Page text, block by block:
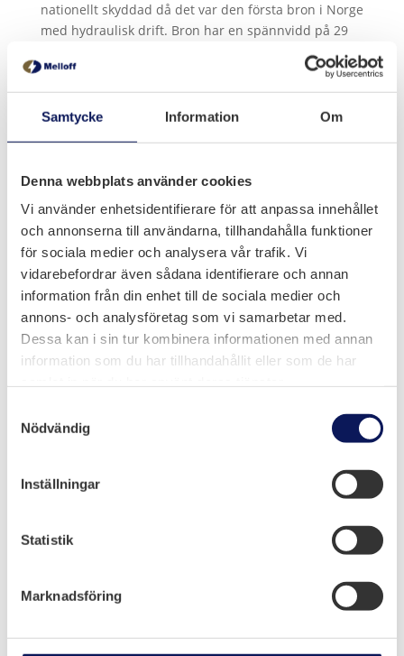
Samtycke Information Om
Denna webbplats använder cookies
Vi använder enhetsidentifierare för att anpassa innehållet
och annonserna till användarna, tillhandahålla funktioner
för sociala medier och analysera vår trafik. Vi
vidarebefordrar även sådana identifierare och annan
information från din enhet till de sociala medier och
annons- och analysföretag som vi samarbetar med.
Dessa kan i sin tur kombinera informationen med annan
information som du har tillhandahållit eller som de har
Nödvändig
Inställningar
Statistik
Marknadsföring
nationellt skyddad då det var den första bron i Norge
med hydraulisk drift. Bron har en spännvidd på 29
m, bredden 6,5 m och en segelfri höjd på 2,7 m....
Gamla Lyrestad E20
avAlexander Sanchez|feb 6, 2015
Göta kanal (södra bron) vid Lyrestads kyrka.
Enkelklaffbro, byggd 1967, med en spännvidd på 5 +
13 m, konstruktionslängden 22 m och bredden
12,9 m. Avstånd till högsta högvattenyta är 0,6 m och
årsdygnstrafiken är ca 3...
« Äldre inlägg Nästa Inlägg »
Senaste inläggen
industri